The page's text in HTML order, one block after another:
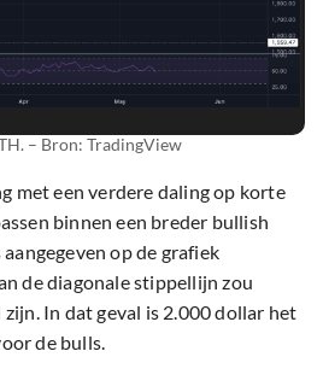
– Bron: TradingView
met een verdere daling op korte
binnen een breder bullish
op de grafiek
de diagonale stippellijn zou
In dat geval is 2.000 dollar het
de bulls.